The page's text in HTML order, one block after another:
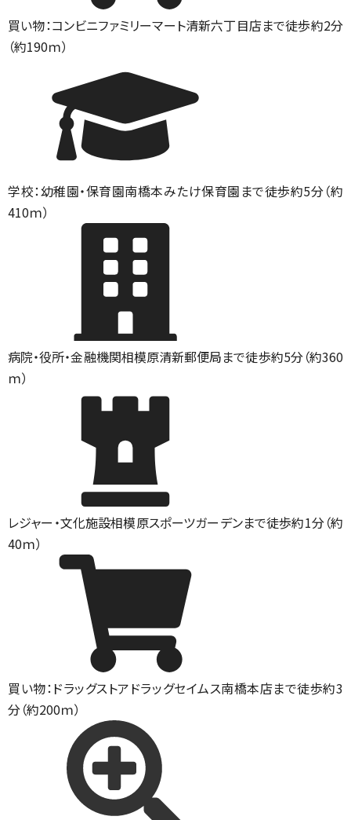
買い物：コンビニファミリーマート清新六丁目店まで徒歩約2分
（約190ｍ）
学校：幼稚園・保育園南橋本みたけ保育園まで徒歩約5分（約
410ｍ）
病院・役所・金融機関相模原清新郵便局まで徒歩約5分（約360
ｍ）
レジャー・文化施設相模原スポーツガーデンまで徒歩約1分（約
40ｍ）
買い物：ドラッグストアドラッグセイムス南橋本店まで徒歩約3
分（約200ｍ）